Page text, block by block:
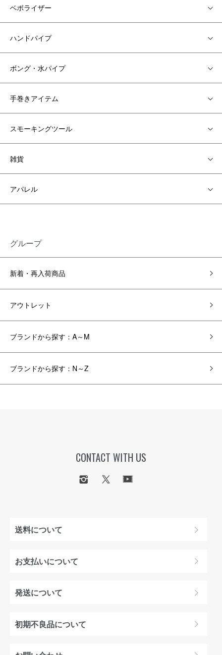
ベポライザー
ハンドパイプ
ボング・水パイプ
手巻きアイテム
スモーキングツール
雑貨
アパレル
グループ
新着・再入荷商品
アウトレット
ブランドから探す：A～M
ブランドから探す：N～Z
CONTACT WITH US
送料について
お支払いについて
発送について
初期不良品について